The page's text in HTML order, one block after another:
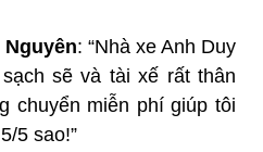
Nguyên: “Nhà xe Anh Duy
sẽ và tài xế rất thân
chuyển miễn phí giúp tôi
5 sao!”